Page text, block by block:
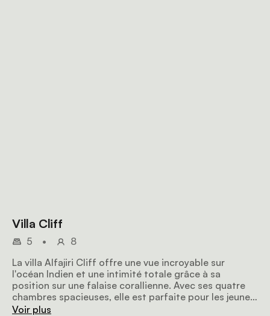
Villa Cliff
5 •
8
La villa Alfajiri Cliff offre une vue incroyable sur
l'océan Indien et une intimité totale grâce à sa
position sur une falaise corallienne. Avec ses quatre
chambres spacieuses, elle est parfaite pour les jeunes
mariés ou les familles jusqu'à neuf personnes. Elle a
Voir plus